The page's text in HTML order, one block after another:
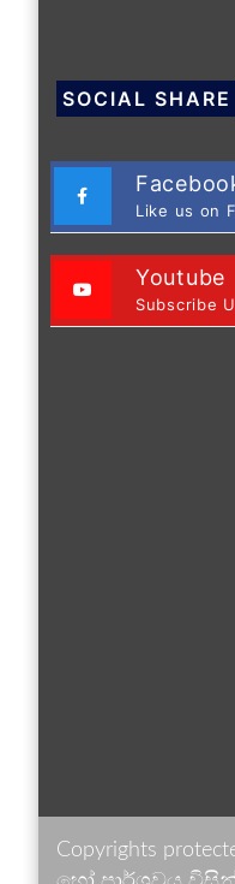
SOCIAL SHARE
Like us on
Youtube
Subscribe
Copyrights